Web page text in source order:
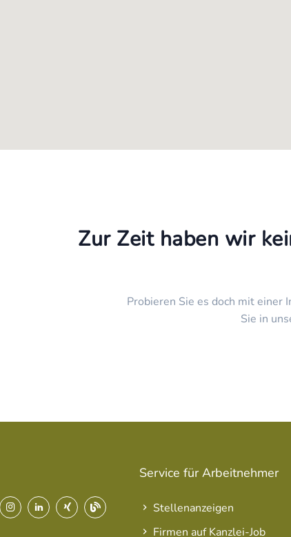
Zur Zeit haben wir
Probieren Sie es doch mit einer
Sie in
Service für Arbeitnehmer
Stellenanzeigen
Firmen auf Kanzlei-Job